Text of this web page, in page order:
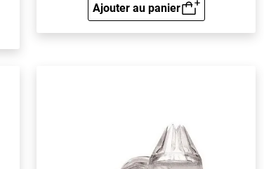
Ajouter au panier
Aperçu rapide